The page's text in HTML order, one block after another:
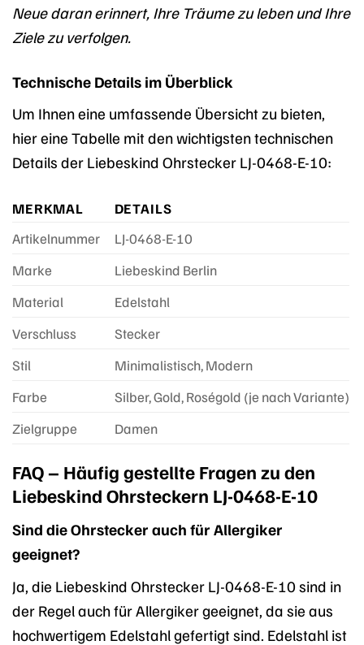
Neue daran erinnert, Ihre Träume zu leben und Ihre
Ziele zu verfolgen.
Technische Details im Überblick
Um Ihnen eine umfassende Übersicht zu bieten,
hier eine Tabelle mit den wichtigsten technischen
Details der Liebeskind Ohrstecker LJ-0468-E-10:
MERKMAL
DETAILS
Artikelnummer
LJ-0468-E-10
Marke
Liebeskind Berlin
Material
Edelstahl
Verschluss
Stecker
Stil
Minimalistisch, Modern
Farbe
Silber, Gold, Roségold (je nach Variante)
Zielgruppe
Damen
FAQ – Häufig gestellte Fragen zu den
Liebeskind Ohrsteckern LJ-0468-E-10
Sind die Ohrstecker auch für Allergiker
geeignet?
Ja, die Liebeskind Ohrstecker LJ-0468-E-10 sind in
der Regel auch für Allergiker geeignet, da sie aus
hochwertigem Edelstahl gefertigt sind. Edelstahl ist